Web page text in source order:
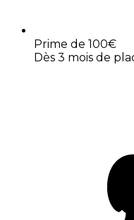
Prime de 100€
Dès 3 mois de